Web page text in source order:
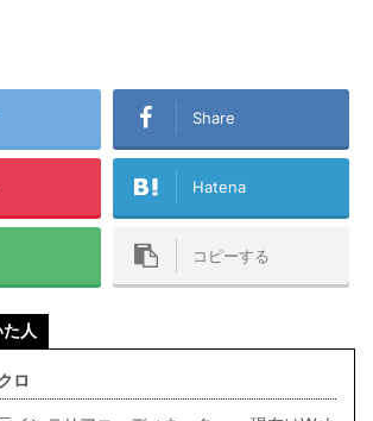
Share
Hatena
コピーする
人
ロ